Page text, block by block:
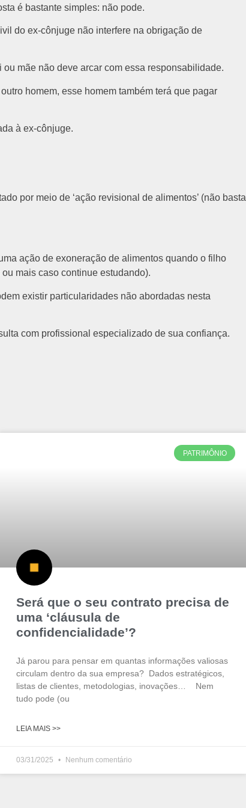
é bastante simples: não pode.
do ex-cônjuge não interfere na obrigação de
mãe não deve arcar com essa responsabilidade.
homem, esse homem também terá que pagar
à ex-cônjuge.
por meio de ‘ação revisional de alimentos’ (não basta
ação de exoneração de alimentos quando o filho
mais caso continue estudando).
existir particularidades não abordadas nesta
com profissional especializado de sua confiança.
PATRIMÔNIO
Será que o seu contrato precisa de
uma ‘cláusula de
confidencialidade’?
Já parou para pensar em quantas informações valiosas
circulam dentro da sua empresa? Dados estratégicos,
listas de clientes, metodologias, inovações… Nem
tudo pode (ou
LEIA MAIS >>
03/31/2025 Nenhum comentário